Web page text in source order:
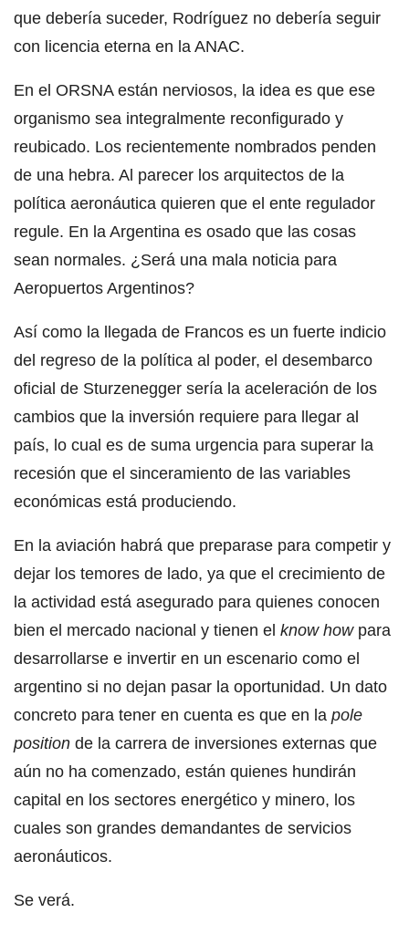
que debería suceder, Rodríguez no debería seguir
con licencia eterna en la ANAC.
En el ORSNA están nerviosos, la idea es que ese
organismo sea integralmente reconfigurado y
reubicado. Los recientemente nombrados penden
de una hebra. Al parecer los arquitectos de la
política aeronáutica quieren que el ente regulador
regule. En la Argentina es osado que las cosas
sean normales. ¿Será una mala noticia para
Aeropuertos Argentinos?
Así como la llegada de Francos es un fuerte indicio
del regreso de la política al poder, el desembarco
oficial de Sturzenegger sería la aceleración de los
cambios que la inversión requiere para llegar al
país, lo cual es de suma urgencia para superar la
recesión que el sinceramiento de las variables
económicas está produciendo.
En la aviación habrá que preparase para competir y
dejar los temores de lado, ya que el crecimiento de
la actividad está asegurado para quienes conocen
bien el mercado nacional y tienen el know howpara
desarrollarse e invertir en un escenario como el
argentino si no dejan pasar la oportunidad. Un dato
concreto para tener en cuenta es que en la pole
position de la carrera de inversiones externas que
aún no ha comenzado, están quienes hundirán
capital en los sectores energético y minero, los
cuales son grandes demandantes de servicios
aeronáuticos.
Se verá.